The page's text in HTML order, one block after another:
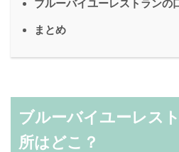
ブルーバイユーレストランの
まとめ
ブルーバイユーレス
所はどこ？